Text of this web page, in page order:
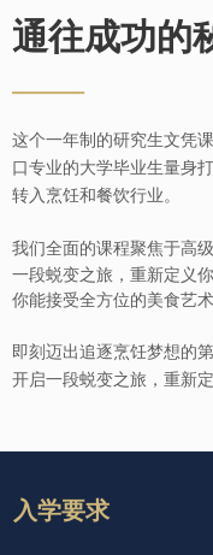
通往成功的
——
这个一年制的研究生文凭
口专业的大学毕业生量身
转入烹饪和餐饮行业。
我们全面的课程聚焦于高
一段蜕变之旅，重新定义
你能接受全方位的美食艺术
即刻迈出追逐烹饪梦想的
开启一段蜕变之旅，重新
入学要求